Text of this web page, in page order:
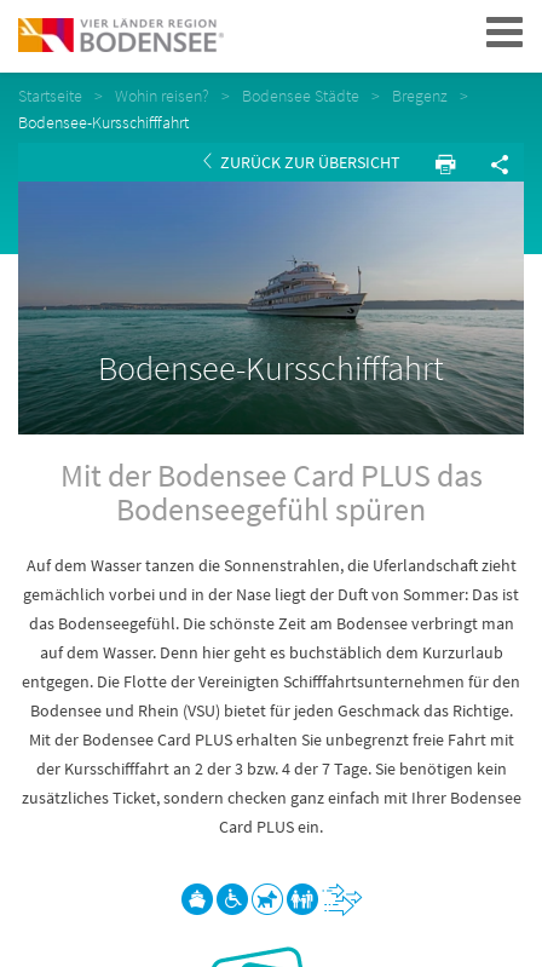
Navigation
Startseite Wohin reisen? Bodensee Städte
Bregenz
Bodensee-Kursschifffahrt
ZURÜCK ZUR ÜBERSICHT
Bodensee-Kursschifffahrt
Mit der Bodensee Card PLUS das
Bodenseegefühl spüren
Auf dem Wasser tanzen die Sonnenstrahlen, die Uferlandschaft zieht
gemächlich vorbei und in der Nase liegt der Duft von Sommer: Das ist
das Bodenseegefühl. Die schönste Zeit am Bodensee verbringt man
auf dem Wasser. Denn hier geht es buchstäblich dem Kurzurlaub
entgegen. Die Flotte der Vereinigten Schifffahrtsunternehmen für den
Bodensee und Rhein (VSU) bietet für jeden Geschmack das Richtige.
Mit der Bodensee Card PLUS erhalten Sie unbegrenzt freie Fahrt mit
der Kursschifffahrt an 2 der 3 bzw. 4 der 7 Tage. Sie benötigen kein
zusätzliches Ticket, sondern checken ganz einfach mit Ihrer Bodensee
Card PLUS ein.